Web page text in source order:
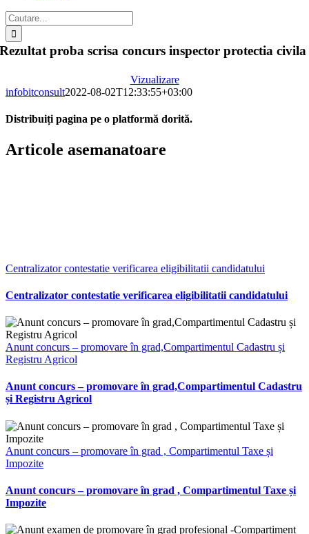
Cautare...
Rezultat proba scrisa concurs inspector protectia civila
Vizualizare
infobitconsult2022-08-02T12:33:55+03:00
Distribuiți pagina pe o platformă dorită.
Facebook
X
LinkedIn
WhatsApp
E-
mail:
Articole asemanatoare
Centralizator contestatie verificarea eligibilitatii candidatului
Centralizator contestatie verificarea eligibilitatii candidatului
Anunt concurs – promovare în grad,Compartimentul Cadastru și
Registru Agricol
Anunt concurs – promovare în grad,Compartimentul Cadastru
și Registru Agricol
Anunt concurs – promovare în grad , Compartimentul Taxe și
Impozite
Anunt concurs – promovare în grad , Compartimentul Taxe și
Impozite